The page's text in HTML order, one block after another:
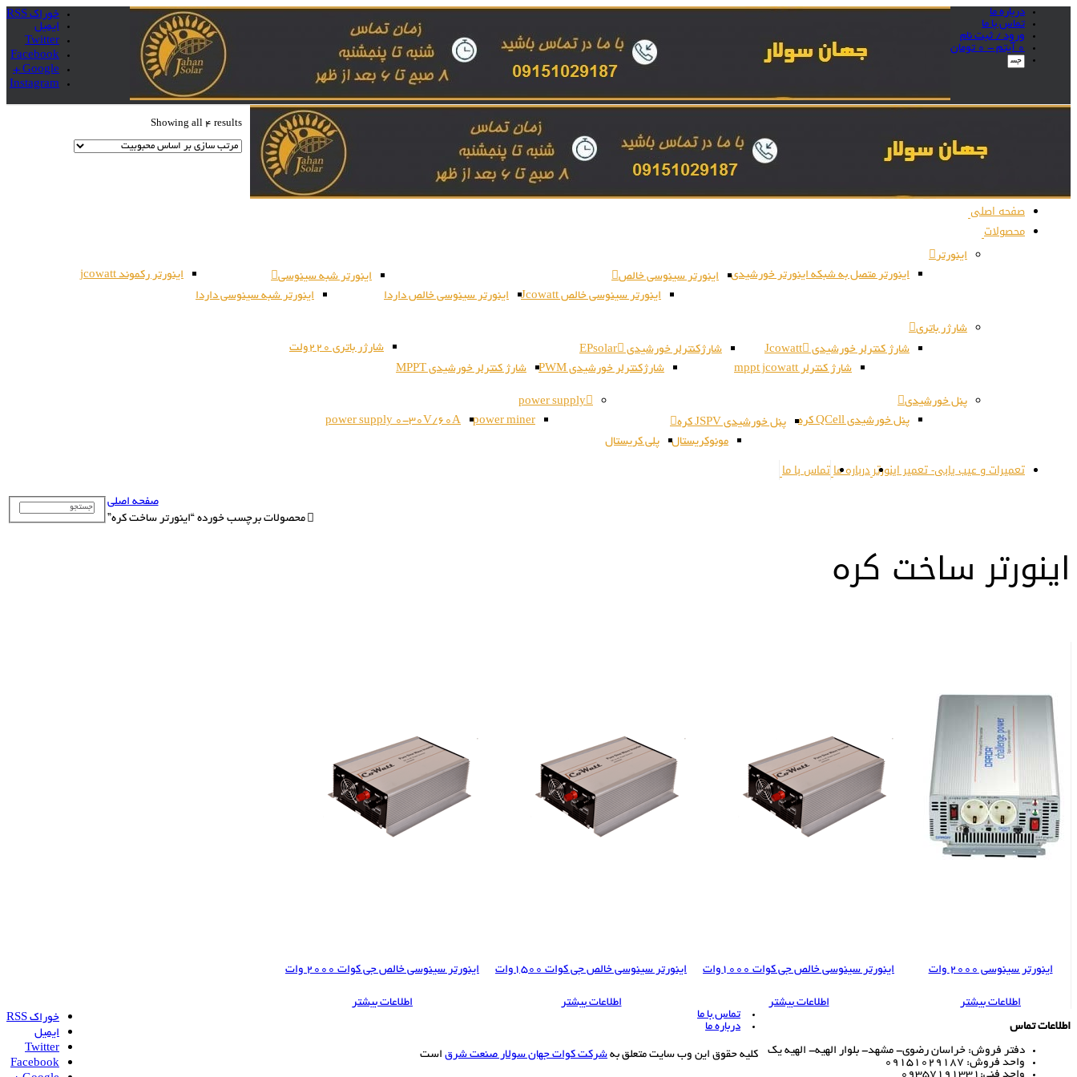
درباره ما
تماس با ما
ورود / ثبت نام
0 آیتم -
0 تومان
خوراک RSS
ایمیل
Twitter
Facebook
Google +
Instagram
صفحه اصلی
محصولات
اینورتر
اینورتر متصل به شبکه اینورتر خورشیدی
اینورتر سینوسی خالص
اینورتر سینوسی خالص Jcowatt
اینورتر سینوسی خالص داردا
اینورتر شبه سینوسی
اینورتر شبه سینوسی داردا
اینورتر رکموند jcowatt
شارژر باتری
شارژ کنترلر خورشیدی Jcowatt
شارژ کنترلر mppt jcowatt
شارژکنترلر خورشیدی EPsolar
شارژکنترلر خورشیدی PWM
شارژ کنترلر خورشیدی MPPT
شارژر باتری 220ولت
پنل خورشیدی
پنل خورشیدی QCell کره
پنل خورشیدی JSPV کره
مونوکریستال
پلی کریستال
power supply
power miner
power supply 0-30V/60A
تعمیرات و عیب یابی- تعمیر اینورتردرباره ماتماس با ما
اینورتر ساخت کره
صفحه اصلی
محصولات برچسب خورده “اینورتر ساخت کره”
Showing all 4 results
اینورتر سینوسی 2000 وات
اطلاعات بیشتر
اینورتر سینوسی خالص جی کوات 1000وات
اطلاعات بیشتر
اینورتر سینوسی خالص جی کوات 1500وات
اطلاعات بیشتر
اینورتر سینوسی خالص جی کوات 2000 وات
اطلاعات بیشتر
اطلاعات تماس
دفتر فروش: خراسان رضوی- مشهد- بلوار الهیه- الهیه یک
واحد فروش: 09151029187
تماس با ما
درباره ما
کلیه حقوق این وب سایت متعلق به شرکت کوات جهان سولار صنعت شرق است
خوراک RSS
ایمیل
Twitter
Facebook